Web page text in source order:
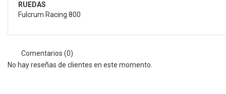
RUEDAS
Fulcrum Racing 800
Comentarios (0)
No hay reseñas de clientes en este momento.